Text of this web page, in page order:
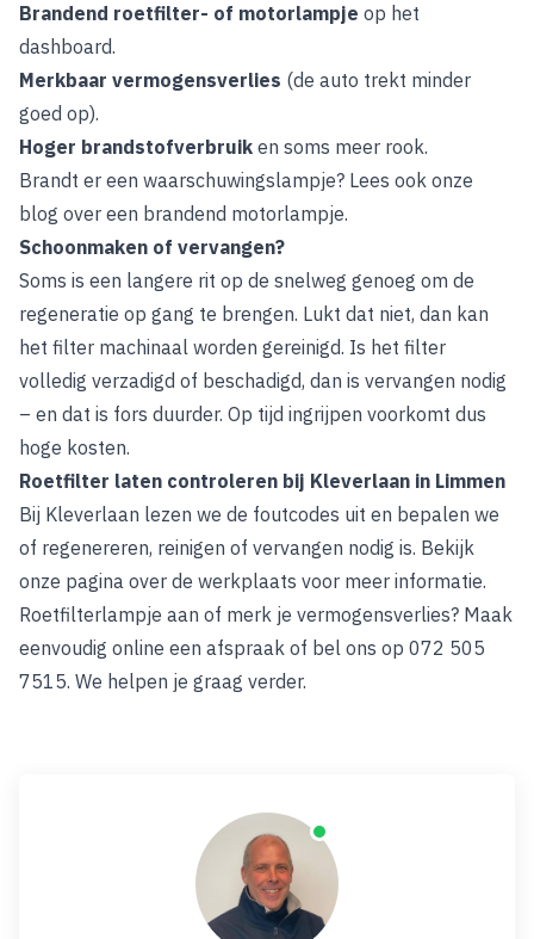
Brandend roetfilter- of motorlampje op het
dashboard.
Merkbaar vermogensverlies (de auto trekt minder
goed op).
Hoger brandstofverbruik en soms meer rook.
Brandt er een waarschuwingslampje? Lees ook onze
blog over een brandend motorlampje.
Schoonmaken of vervangen?
Soms is een langere rit op de snelweg genoeg om de
regeneratie op gang te brengen. Lukt dat niet, dan kan
het filter machinaal worden gereinigd. Is het filter
volledig verzadigd of beschadigd, dan is vervangen nodig
– en dat is fors duurder. Op tijd ingrijpen voorkomt dus
hoge kosten.
Roetfilter laten controleren bij Kleverlaan in Limmen
Bij Kleverlaan lezen we de foutcodes uit en bepalen we
of regenereren, reinigen of vervangen nodig is. Bekijk
onze pagina over de werkplaats voor meer informatie.
Roetfilterlampje aan of merk je vermogensverlies? Maak
eenvoudig online een afspraak of bel ons op 072 505
7515. We helpen je graag verder.